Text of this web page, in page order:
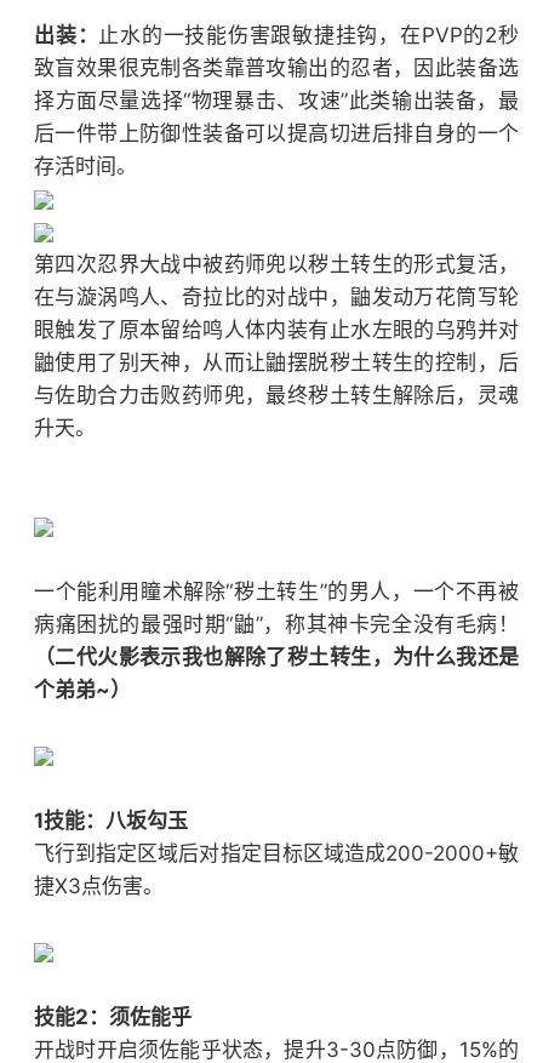
出装： 止水的一技能伤害跟敏捷挂钩，在PVP的2秒
致盲效果很克制各类靠普攻输出的忍者，因此装备选
择方面尽量选择“物理暴击、攻速”此类输出装备，最
后一件带上防御性装备可以提高切进后排自身的一个
存活时间。
第四次忍界大战中被药师兜以秽土转生的形式复活，
在与漩涡鸣人、奇拉比的对战中，鼬发动万花筒写轮
眼触发了原本留给鸣人体内装有止水左眼的乌鸦并对
鼬使用了别天神，从而让鼬摆脱秽土转生的控制，后
与佐助合力击败药师兜，最终秽土转生解除后，灵魂
升天。
一个能利用瞳术解除“秽土转生”的男人，一个不再被
病痛困扰的最强时期“鼬”，称其神卡完全没有毛病！
（二代火影表示我也解除了秽土转生，为什么我还是
个弟弟~）
1技能：八坂勾玉
飞行到指定区域后对指定目标区域造成200-2000+敏
捷X3点伤害。
技能2：须佐能乎
开战时开启须佐能乎状态，提升3-30点防御，15%的